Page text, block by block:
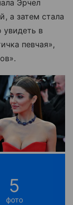
Эрчел
а затем стала
увидеть в
певчая»,
5
фото